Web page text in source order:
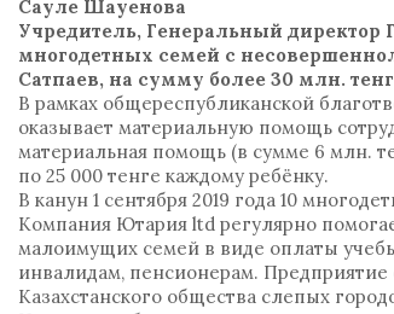
Сауле Шауенова
Учредитель, Генеральный директор
многодетных семей с
Сатпаев, на сумму более 30 млн.
В рамках общереспубликанской
оказывает материальную помощь
материальная помощь (в сумме 6 млн.
по 25 000 тенге каждому ребёнку.
В канун 1 сентября 2019 года 10
Компания Ютария ltd регулярно
малоимущих семей в виде оплаты
инвалидам, пенсионерам.
Казахстанского общества слепых